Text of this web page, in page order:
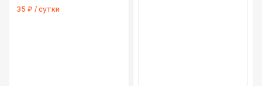
35 ₽ / сутки